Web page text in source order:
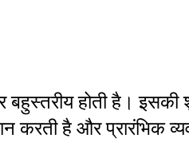
बहुस्तरीय होती है।
है और प्रारंभिक